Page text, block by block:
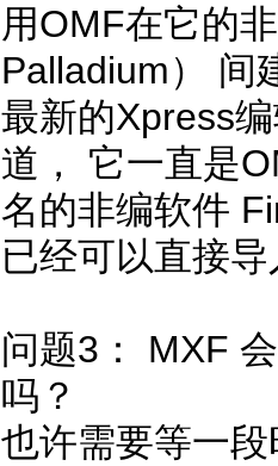
用OMF在它的
Palladium） 间
最新的Xpress
道， 它一直是
名的非编软件
已经可以直接
问题3： MXF
吗？
也许需要等一